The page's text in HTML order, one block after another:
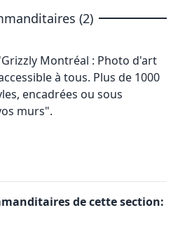
(2)
Montréal : Photo d'art
à tous. Plus de 1000
encadrées ou sous
murs".
de cette section: